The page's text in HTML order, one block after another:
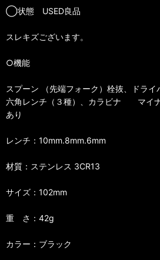
◯状態 USED良品
スレキズございます。
○機能
スプーン （先端フォーク）栓抜、ドライ
六角レンチ（３種）、カラビナ マイナ
あり
レンチ：10mm.8mm.6mm
材質：ステンレス 3CR13
サイズ：102mm
重 さ：42g
カラー：ブラック